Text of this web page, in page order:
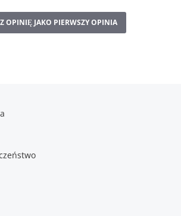
OPINIĘ JAKO PIERWSZY OPINIA